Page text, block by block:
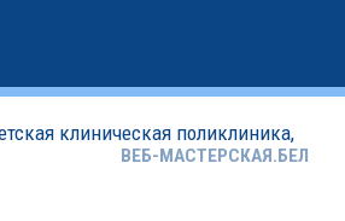
клиническая поликлиника,
ВЕБ-МАСТЕРСКАЯ.БЕЛ